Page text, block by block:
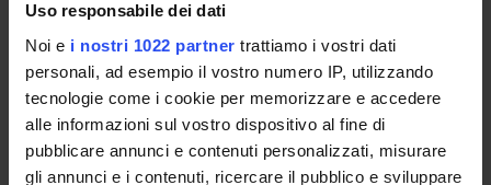
Uso responsabile dei dati
Noi e i nostri 1022 partner trattiamo i vostri dati
personali, ad esempio il vostro numero IP, utilizzando
tecnologie come i cookie per memorizzare e accedere
alle informazioni sul vostro dispositivo al fine di
pubblicare annunci e contenuti personalizzati, misurare
gli annunci e i contenuti, ricercare il pubblico e sviluppare
Contatti
Persone
Luoghi